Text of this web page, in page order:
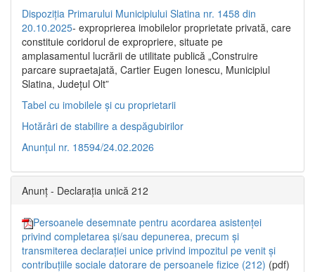
Dispoziția Primarului Municipiului Slatina nr. 1458 din
20.10.2025- exproprierea imobilelor proprietate privată, care
constituie coridorul de expropriere, situate pe
amplasamentul lucrării de utilitate publică „Construire
parcare supraetajată, Cartier Eugen Ionescu, Municipiul
Slatina, Județul Olt”
Tabel cu imobilele și cu proprietarii
Hotărâri de stabilire a despăgubirilor
Anunțul nr. 18594/24.02.2026
Anunț - Declarația unică 212
Persoanele desemnate pentru acordarea asistenței
privind completarea și/sau depunerea, precum și
transmiterea declarației unice privind impozitul pe venit și
contribuțiile sociale datorare de persoanele fizice (212) (pdf)